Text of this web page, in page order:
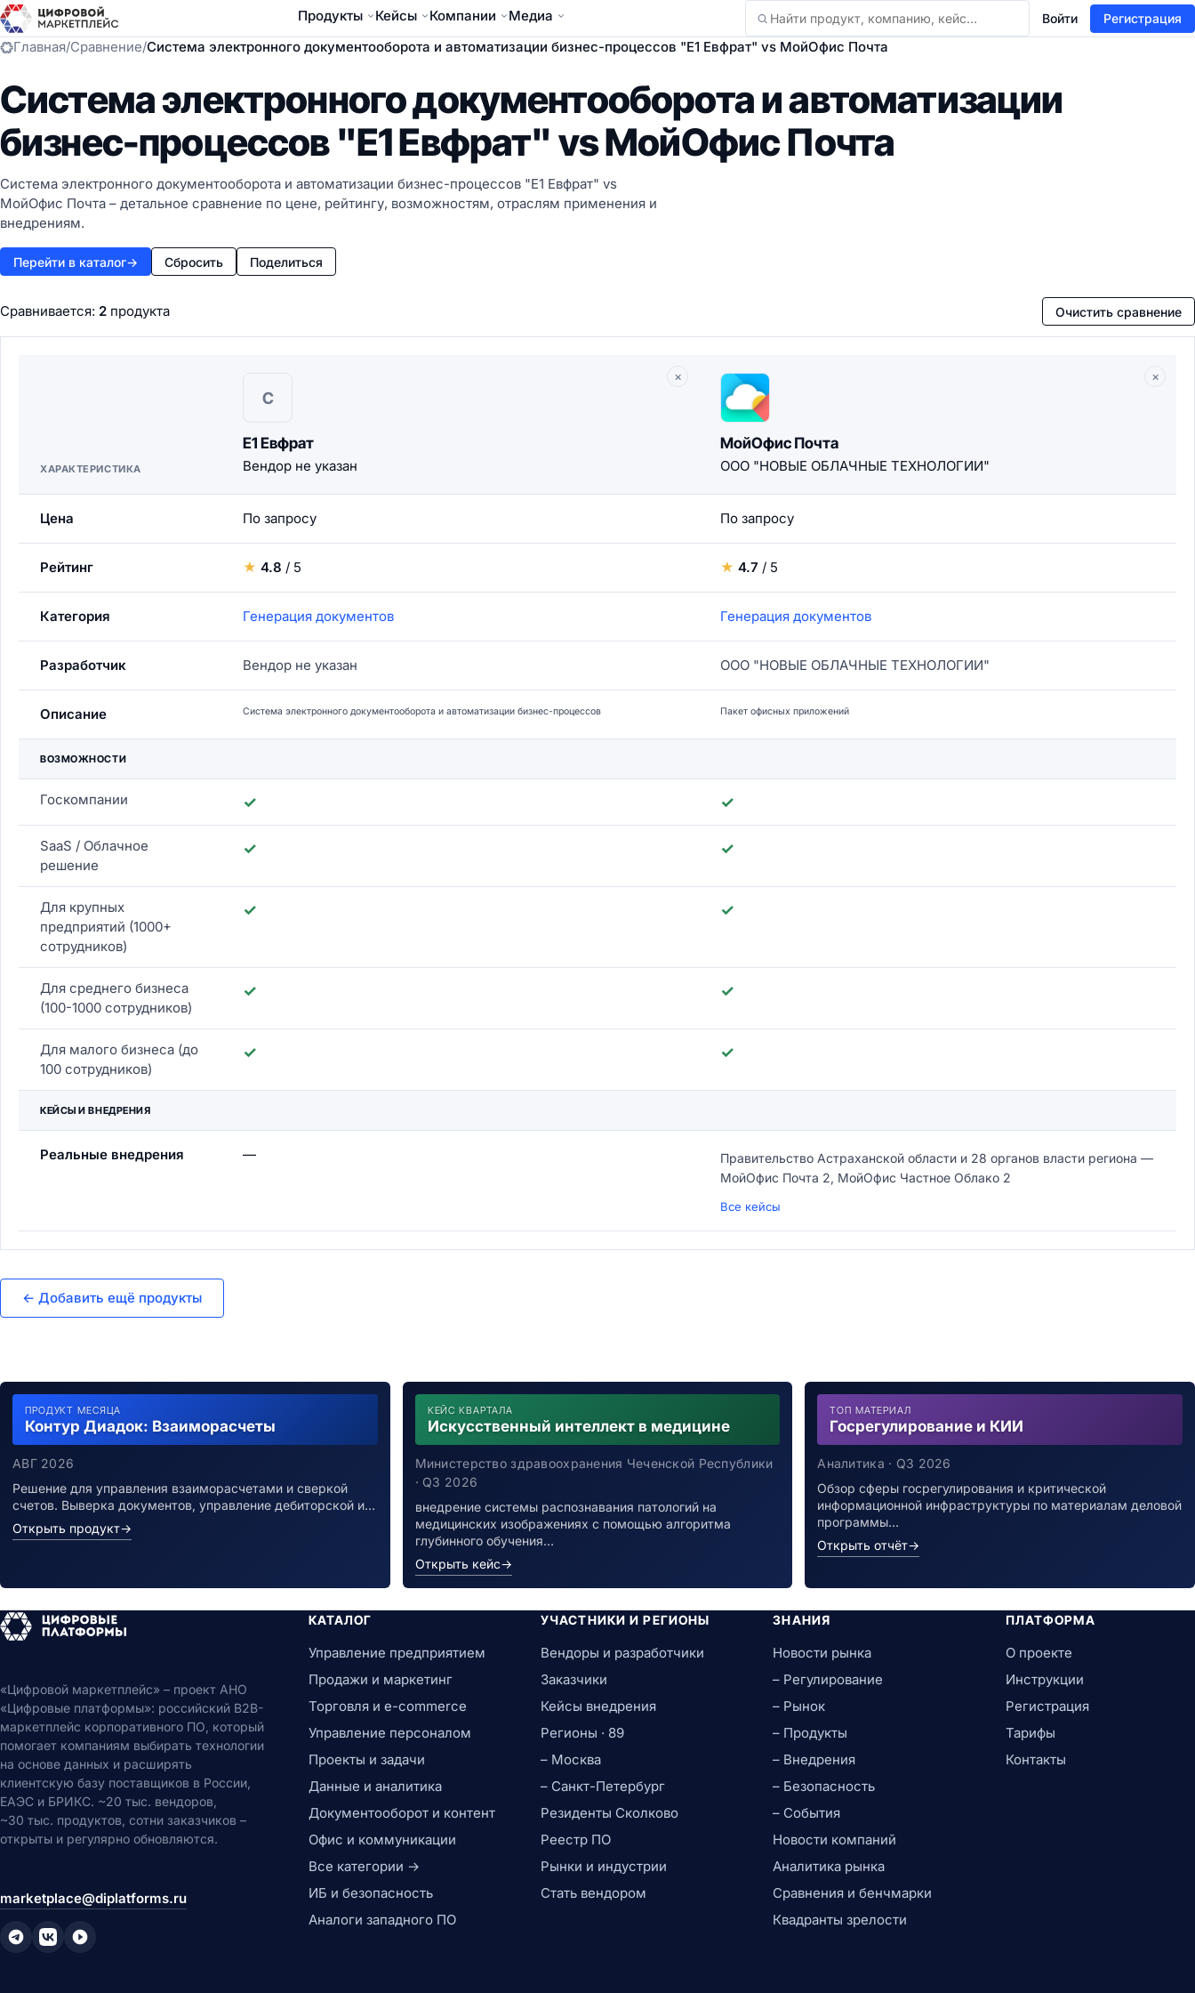
Продукты Кейсы Компании Медиа
Найти Войти Регистрация
Главная/Сравнение/Система электронного документооборота и автоматизации бизнес-процессов "Е1 Евфрат" vs МойОфис Почта
Система электронного документооборота и автоматизации
бизнес-процессов "Е1 Евфрат" vs МойОфис Почта
Система электронного документооборота и автоматизации бизнес-процессов "Е1 Евфрат" vs
МойОфис Почта – детальное сравнение по цене, рейтингу, возможностям, отраслям применения и
внедрениям.
Перейти в каталог→ Сбросить Поделиться
Сравнивается: 2 продукта Очистить сравнение
ХАРАКТЕРИСТИКА
×
С
Е1 Евфрат
Вендор не указан
×
МойОфис Почта
ООО "НОВЫЕ ОБЛАЧНЫЕ ТЕХНОЛОГИИ"
Цена По запросу По запросу
Рейтинг ★ 4.8 / 5 ★ 4.7 / 5
Категория Генерация документов Генерация документов
Разработчик Вендор не указан ООО "НОВЫЕ ОБЛАЧНЫЕ ТЕХНОЛОГИИ"
Описание Система электронного документооборота и автоматизации бизнес-процессов Пакет офисных приложений
ВОЗМОЖНОСТИ
Госкомпании ✓ ✓
SaaS / Облачное
решение
✓ ✓
Для крупных
предприятий (1000+
сотрудников)
✓ ✓
Для среднего бизнеса
(100-1000 сотрудников)
✓ ✓
Для малого бизнеса (до
100 сотрудников)
✓ ✓
КЕЙСЫ И ВНЕДРЕНИЯ
Реальные внедрения —
Правительство Астраханской области и 28 органов власти региона —
МойОфис Почта 2, МойОфис Частное Облако 2
Все кейсы
← Добавить ещё продукты
ПРОДУКТ МЕСЯЦА
Контур Диадок: Взаиморасчеты
АВГ 2026
Решение для управления взаиморасчетами и сверкой
счетов. Выверка документов, управление дебиторской и…
Открыть продукт→
КЕЙС КВАРТАЛА
Искусственный интеллект в медицине
Министерство здравоохранения Чеченской Республики
· Q3 2026
внедрение системы распознавания патологий на
медицинских изображениях с помощью алгоритма
глубинного обучения…
Открыть кейс→
ТОП МАТЕРИАЛ
Госрегулирование и КИИ
Аналитика · Q3 2026
Обзор сферы госрегулирования и критической
информационной инфраструктуры по материалам деловой
программы…
Открыть отчёт→
«Цифровой маркетплейс» – проект АНО
«Цифровые платформы»: российский B2B-
маркетплейс корпоративного ПО, который
помогает компаниям выбирать технологии
на основе данных и расширять
клиентскую базу поставщиков в России,
ЕАЭС и БРИКС. ~20 тыс. вендоров,
~30 тыс. продуктов, сотни заказчиков –
открыты и регулярно обновляются.
marketplace@diplatforms.ru
КАТАЛОГ
Управление предприятием
Продажи и маркетинг
Торговля и e-commerce
Управление персоналом
Проекты и задачи
Данные и аналитика
Документооборот и контент
Офис и коммуникации
Все категории →
ИБ и безопасность
Аналоги западного ПО
УЧАСТНИКИ И РЕГИОНЫ
Вендоры и разработчики
Заказчики
Кейсы внедрения
Регионы · 89
– Москва
– Санкт-Петербург
Резиденты Сколково
Реестр ПО
Рынки и индустрии
Стать вендором
ЗНАНИЯ
Новости рынка
– Регулирование
– Рынок
– Продукты
– Внедрения
– Безопасность
– События
Новости компаний
Аналитика рынка
Сравнения и бенчмарки
Квадранты зрелости
ПЛАТФОРМА
О проекте
Инструкции
Регистрация
Тарифы
Контакты